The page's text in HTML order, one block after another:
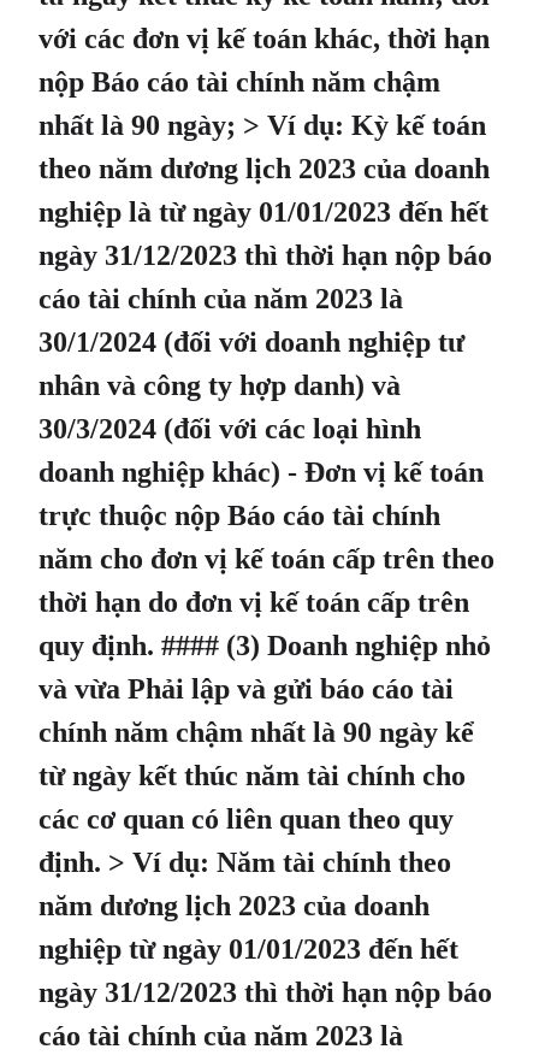
với các đơn vị kế toán khác, thời hạn
nộp Báo cáo tài chính năm chậm
nhất là 90 ngày; > Ví dụ: Kỳ kế toán
theo năm dương lịch 2023 của doanh
nghiệp là từ ngày 01/01/2023 đến hết
ngày 31/12/2023 thì thời hạn nộp báo
cáo tài chính của năm 2023 là
30/1/2024 (đối với doanh nghiệp tư
nhân và công ty hợp danh) và
30/3/2024 (đối với các loại hình
doanh nghiệp khác) - Đơn vị kế toán
trực thuộc nộp Báo cáo tài chính
năm cho đơn vị kế toán cấp trên theo
thời hạn do đơn vị kế toán cấp trên
quy định. #### (3) Doanh nghiệp nhỏ
và vừa Phải lập và gửi báo cáo tài
chính năm chậm nhất là 90 ngày kể
từ ngày kết thúc năm tài chính cho
các cơ quan có liên quan theo quy
định. > Ví dụ: Năm tài chính theo
năm dương lịch 2023 của doanh
nghiệp từ ngày 01/01/2023 đến hết
ngày 31/12/2023 thì thời hạn nộp báo
cáo tài chính của năm 2023 là